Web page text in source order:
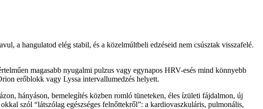
a hangulatod elég stabil, és a közelmúltbeli edzéseid nem csúsztak visszafelé.
magasabb nyugalmi pulzus vagy egynapos HRV-esés mind könnyebb
erőblokk vagy Lyssa intervallumedzés helyett.
hányáson, bemelegítés közben romló tüneteken, éles ízületi fájdalmon, új
szól “látszólag egészséges felnőttekről”: a kardiovaszkuláris, pulmonális,